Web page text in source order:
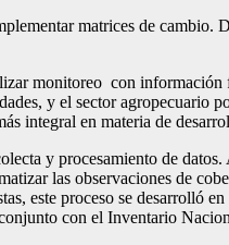
matrices de cambio.
monitoreo con
y el sector agropecuario
integral en materia de
y procesamiento de
las observaciones de
este proceso se desarrolló
con el Inventario